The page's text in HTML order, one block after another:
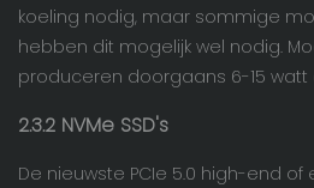
koeling nodig, maar sommige
hebben dit mogelijk wel nodig.
produceren doorgaans 6-15 watt
2.3.2 NVMe SSD's
De nieuwste PCIe 5.0 high-end